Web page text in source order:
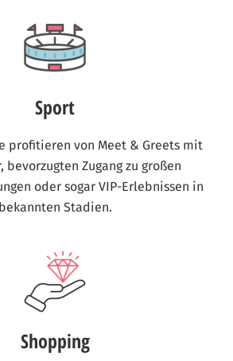
Sport
profitieren von Meet & Greets mit
bevorzugten Zugang zu großen
oder sogar VIP-Erlebnissen in
bekannten Stadien.
Shopping